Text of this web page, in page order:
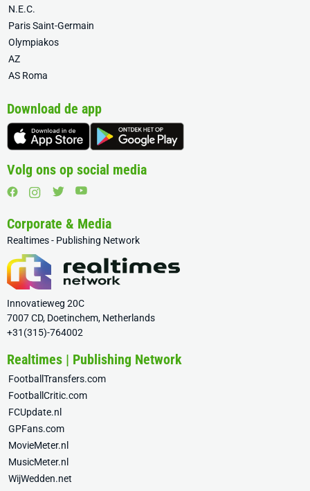
N.E.C.
Paris Saint-Germain
Olympiakos
AZ
AS Roma
Download de app
Volg ons op social media
Corporate & Media
Realtimes - Publishing Network
Innovatieweg 20C
7007 CD, Doetinchem, Netherlands
+31(315)-764002
Realtimes | Publishing Network
FootballTransfers.com
FootballCritic.com
FCUpdate.nl
GPFans.com
MovieMeter.nl
MusicMeter.nl
WijWedden.net